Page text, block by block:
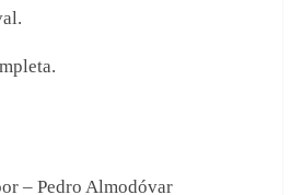
– Pedro Almodóvar